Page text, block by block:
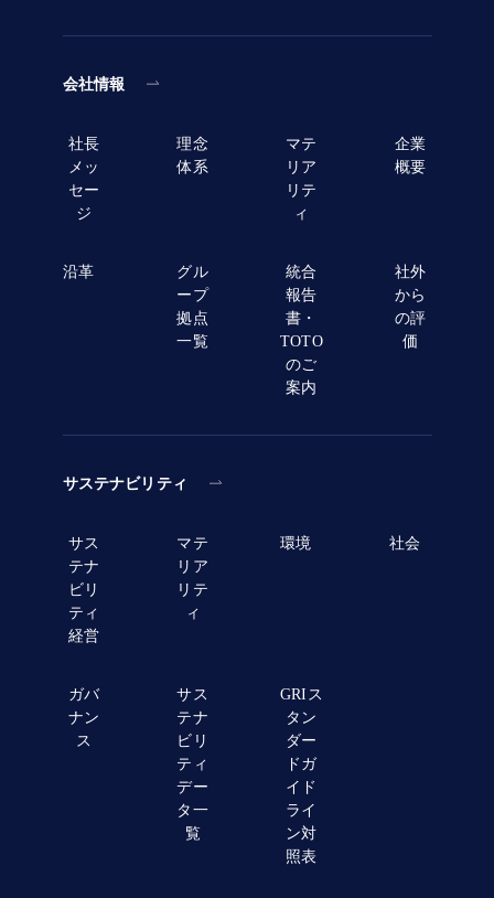
会社情報
社長
メッ
セー
ジ
理念
体系
マテ
リア
リテ
ィ
企業
概要
沿革
グル
ープ
拠点
一覧
統合
報告
書・
TOTO
のご
案内
社外
から
の評
価
サステナビリティ
サス
テナ
ビリ
ティ
経営
マテ
リア
リテ
ィ
環境 社会
ガバ
ナン
ス
サス
テナ
ビリ
ティ
デー
タ一
覧
GRIス
タン
ダー
ドガ
イド
ライ
ン対
照表